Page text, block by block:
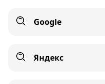
Google
Яндекс